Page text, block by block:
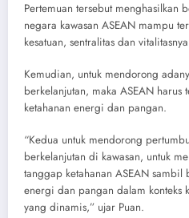
Pertemuan tersebut menghasilkan
negara kawasan ASEAN mampu
kesatuan, sentralitas dan
Kemudian, untuk mendorong
berkelanjutan, maka ASEAN harus
ketahanan energi dan pangan.
“Kedua untuk mendorong
berkelanjutan di kawasan, untuk
tanggap ketahanan ASEAN sambil
energi dan pangan dalam konteks
yang dinamis,” ujar Puan.